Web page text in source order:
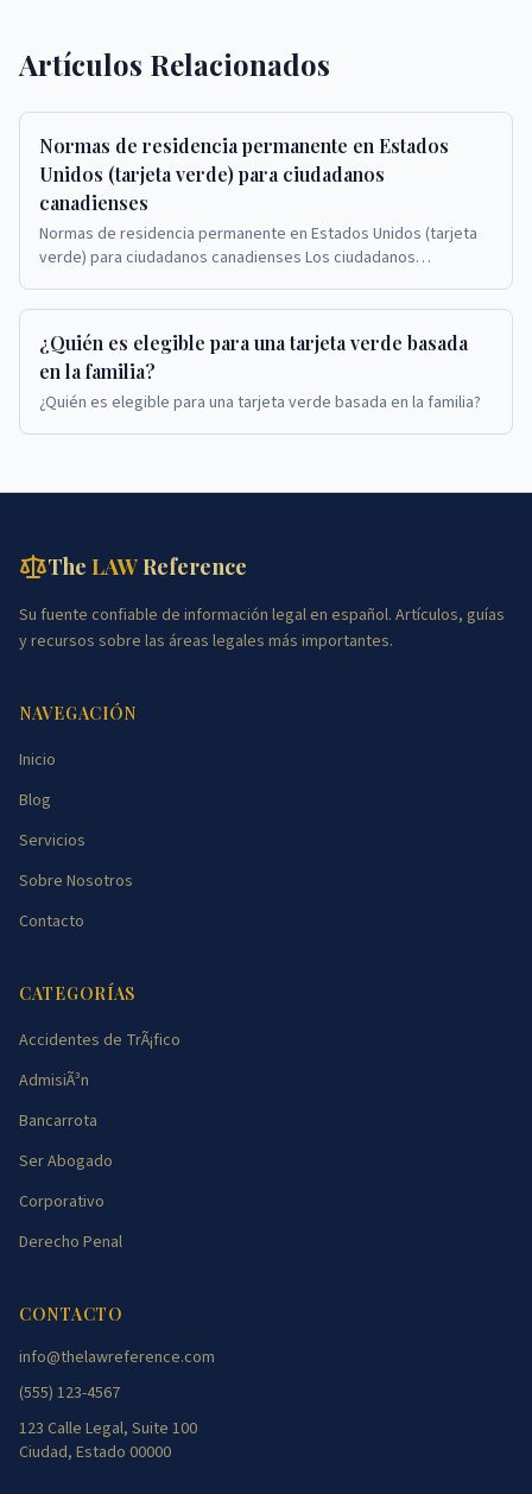
Artículos Relacionados
Normas de residencia permanente en Estados
Unidos (tarjeta verde) para ciudadanos
canadienses
Normas de residencia permanente en Estados Unidos (tarjeta
verde) para ciudadanos canadienses Los ciudadanos
¿Quién es elegible para una tarjeta verde basada
en la familia?
¿Quién es elegible para una tarjeta verde basada en la familia?
The LAWReference
Su fuente confiable de información legal en español. Artículos, guías
y recursos sobre las áreas legales más importantes.
NAVEGACIÓN
Inicio
Blog
Servicios
Sobre Nosotros
Contacto
CATEGORÍAS
Accidentes de TrÃ¡fico
AdmisiÃ³n
Bancarrota
Ser Abogado
Corporativo
Derecho Penal
CONTACTO
info@thelawreference.com
(555) 123-4567
123 Calle Legal, Suite 100
Ciudad, Estado 00000